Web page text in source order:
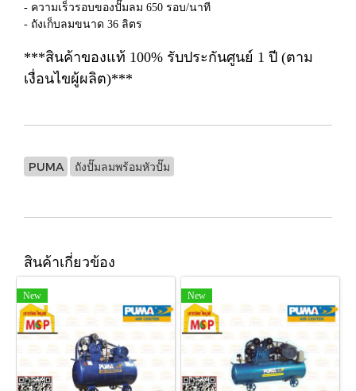
- ความเร็วรอบของปั๊มลม 650 รอบ/นาที
- ถังเก็บลมขนาด 36 ลิตร
***สินค้าของแท้ 100% รับประกันศูนย์ 1 ปี (ตาม
เงื่อนไขผู้ผลิต)***
PUMA ถังปั๊มลมพร้อมหัวปั๊ม
สินค้าเกี่ยวข้อง
New New